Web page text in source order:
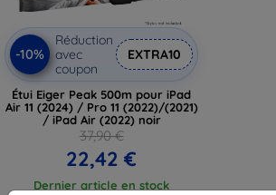
-10%
Réduction
avec
coupon
EXTRA10
Étui Eiger Peak 500m pour iPad
Air 11 (2024) / Pro 11 (2022)/(2021)
/ iPad Air (2022) noir
37,90 €
22,42 €
Dernier article en stock